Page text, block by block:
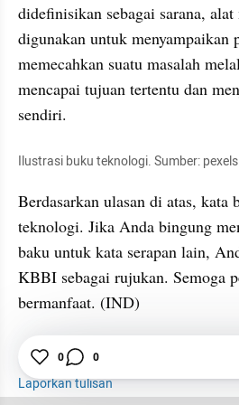
didefinisikan sebagai sarana,
digunakan untuk menyampaikan
memecahkan suatu masalah
mencapai tujuan tertentu dan
sendiri.
Ilustrasi buku teknologi. Sumber:
Berdasarkan ulasan di atas, kata
teknologi. Jika Anda bingung
baku untuk kata serapan lain,
KBBI sebagai rujukan. Semoga
bermanfaat. (IND)
Teknologi
Laporkan tulisan
0 0